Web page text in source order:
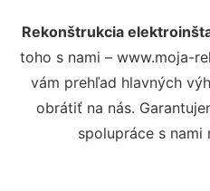
Rekonštrukcia
toho s nami – www.moja-
vám prehľad hlavných
obrátiť na nás.
spolupráce s